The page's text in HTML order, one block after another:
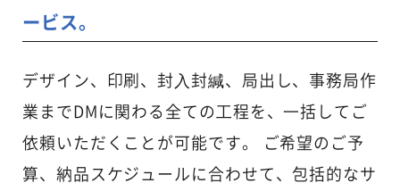
ービス。
デザイン、印刷、封⼊封緘、局出し、事務局作
業までDMに関わる全ての⼯程を、⼀括してご
依頼いただくことが可能です。 ご希望のご予
算、納品スケジュールに合わせて、包括的なサ